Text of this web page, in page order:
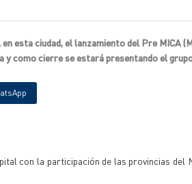
esta ciudad, el lanzamiento del Pre MICA
como cierre se estará presentando el
con la participación de las provincias del